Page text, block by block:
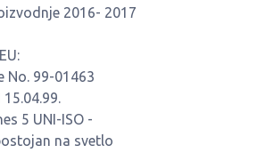
2016- 2017
No. 99-01463
15.04.99.
5 UNI-ISO -
na svetlo